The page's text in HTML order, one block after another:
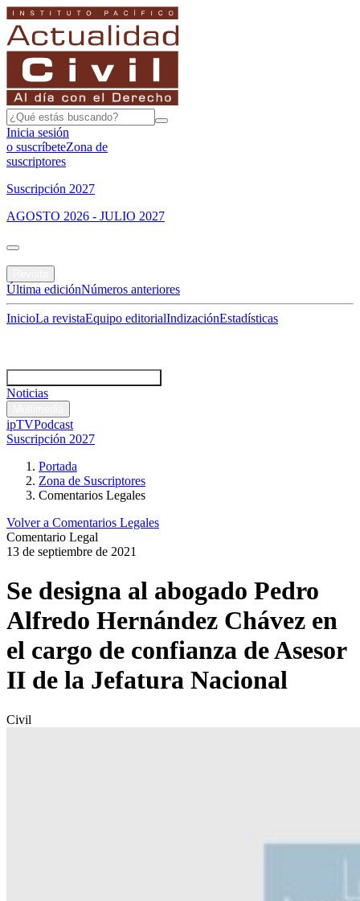
Inicia sesión
o suscríbeteZona de
suscriptores
Suscripción 2027
AGOSTO 2026 - JULIO 2027
Última ediciónNúmeros anteriores
InicioLa revistaEquipo editorialIndizaciónEstadísticas
Noticias
ipTVPodcast
Suscripción 2027
Portada
Zona de Suscriptores
Comentarios Legales
Volver a Comentarios Legales
Comentario Legal
13 de septiembre de 2021
Se designa al abogado Pedro
Alfredo Hernández Chávez en
el cargo de confianza de Asesor
II de la Jefatura Nacional
Civil